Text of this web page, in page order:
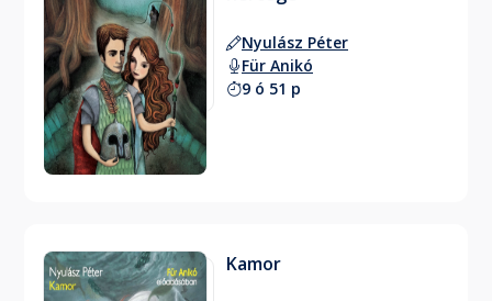
Nyulász Péter
Für Anikó
9 ó 51 p
Kamor